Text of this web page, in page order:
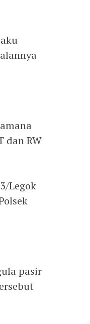
dan RW
Legok
pasir